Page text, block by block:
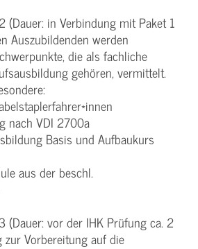
(Dauer: in Verbindung mit Paket 1
Auszubildenden werden
die als fachliche
gehören, vermittelt.
nach VDI 2700a
Basis und Aufbaukurs
aus der beschl.
(Dauer: vor der IHK Prüfung ca. 2
zur Vorbereitung auf die